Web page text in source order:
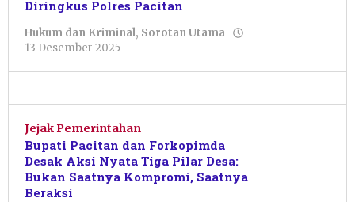
Diringkus Polres Pacitan
Hukum dan Kriminal, Sorotan Utama
13 Desember 2025
Cahyaningtias
Jejak Pemerintahan
Bupati Pacitan dan Forkopimda
Desak Aksi Nyata Tiga Pilar Desa:
Bukan Saatnya Kompromi, Saatnya
Beraksi